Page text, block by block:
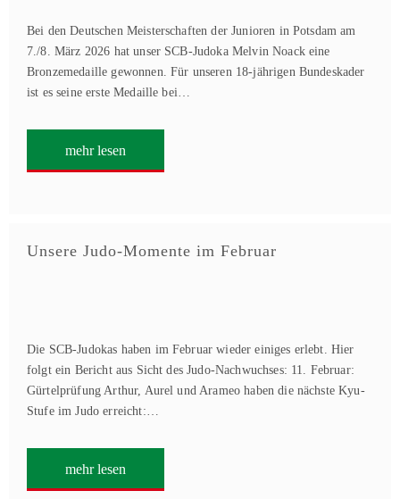
Bei den Deutschen Meisterschaften der Junioren in Potsdam am
7./8. März 2026 hat unser SCB-Judoka Melvin Noack eine
Bronzemedaille gewonnen. Für unseren 18-jährigen Bundeskader
ist es seine erste Medaille bei…
mehr lesen
Unsere Judo-Momente im Februar
Die SCB-Judokas haben im Februar wieder einiges erlebt. Hier
folgt ein Bericht aus Sicht des Judo-Nachwuchses: 11. Februar:
Gürtelprüfung Arthur, Aurel und Arameo haben die nächste Kyu-
Stufe im Judo erreicht:…
mehr lesen